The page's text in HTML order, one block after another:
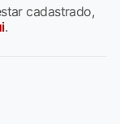
cadastrado,
.